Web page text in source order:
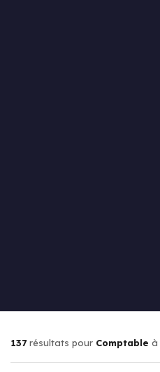
137 résultats pour Comptable à